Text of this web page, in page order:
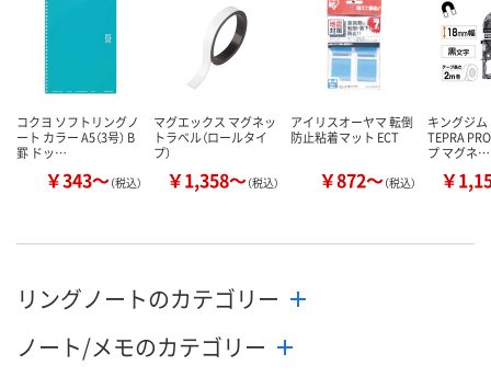
数量
カゴへ カゴへ
コクヨ ソフトリングノ
ート カラー A5（3号） B
罫 ドッ…
￥343～（税込）
マグエックス マグネッ
トラベル（ロールタイ
プ）
￥1,358～（税込）
アイリスオーヤマ 転倒
防止粘着マット ECT
￥872～（税込）
キングジム
TEPRA
プ マグネ…
￥
リングノートのカテゴリー
ノート/メモのカテゴリー